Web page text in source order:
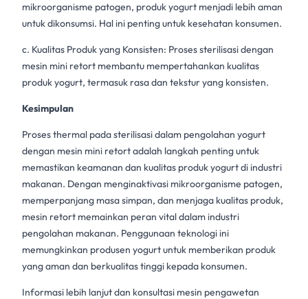
mikroorganisme patogen, produk yogurt menjadi lebih aman
untuk dikonsumsi. Hal ini penting untuk kesehatan konsumen.
c. Kualitas Produk yang Konsisten: Proses sterilisasidengan
mesin mini retort membantu mempertahankan kualitas
produk yogurt, termasuk rasa dan tekstur yang konsisten.
Kesimpulan
Proses thermal pada sterilisasi dalam pengolahan yogurt
dengan mesin mini retortadalah langkah penting untuk
memastikan keamanan dan kualitas produk yogurt di industri
makanan. Dengan menginaktivasi mikroorganisme patogen,
memperpanjang masa simpan, dan menjaga kualitas produk,
mesin retort memainkan peran vital dalam industri
pengolahan makanan. Penggunaan teknologi ini
memungkinkan produsen yogurt untuk memberikan produk
yang aman dan berkualitas tinggi kepada konsumen.
Informasi lebih lanjut dan konsultasi mesin pengawetan